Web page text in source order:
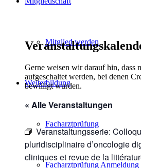
Mitglied werden
Weiterbildung
Facharztprüfung
Facharztprüfung Anmeldung
Gerne weisen wir darauf hin, dass
aufgeschaltet werden, bei denen
bewilligt wurden.
« Alle Veranstaltungen
Veranstaltungsserie:
pluridisciplinaire d’oncologie
cliniques et revue de la